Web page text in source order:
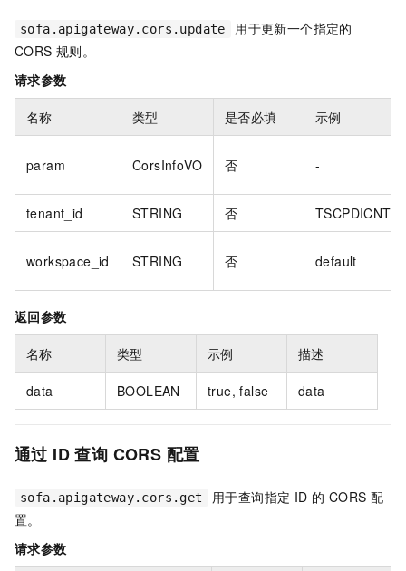
sofa.apigateway.cors.update
用于更新一个指定的
CORS 规则。
请求参数
名称 类型 是否必填 示例
param CorsInfoVO 否 -
tenant_id STRING 否 TSCPDICNT
workspace_id STRING 否 default
返回参数
名称 类型 示例 描述
data BOOLEAN true, false data
通过 ID 查询 CORS 配置
sofa.apigateway.cors.get
用于查询指定 ID 的 CORS 配
置。
请求参数